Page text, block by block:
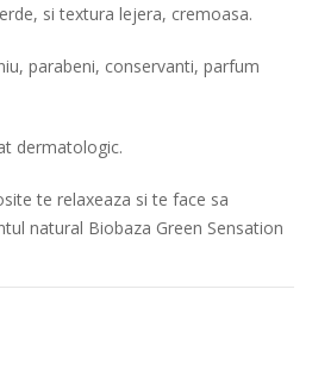
si textura lejera, cremoasa.
parabeni, conservanti, parfum
dermatologic.
te relaxeaza si te face sa
natural Biobaza Green Sensation